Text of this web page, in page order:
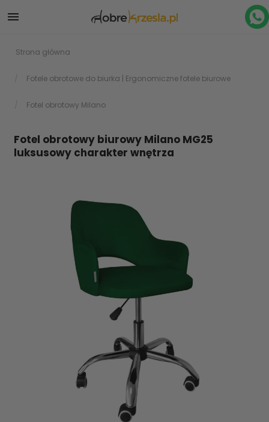

Strona główna
Fotele obrotowe do biurka | Ergonomiczne fotele biurowe
Fotel obrotowy Milano
Fotel obrotowy biurowy Milano MG25
luksusowy charakter wnętrza